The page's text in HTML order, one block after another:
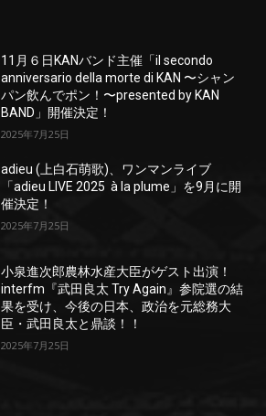
11月６日KANバンド主催「il secondo
anniversario della morte di KAN 〜シャン
パン飲んでポン！〜presented by KAN
BAND」開催決定！
2025年7月25日
adieu (上白石萌歌)、ワンマンライブ
「adieu LIVE 2025 à la plume」を9月に開
催決定！
2025年7月25日
小泉進次郎農林水産大臣がゲスト出演！
interfm『武田良太 Try Again』参院選の結
果を受け、今後の日本、政治を元総務大
臣・武田良太と鼎談！！
2025年7月25日